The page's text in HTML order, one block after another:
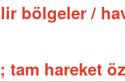
bölgeler /
tam hareket